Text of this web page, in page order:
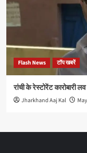
Flash News टॉप खबरें
रांची के रेस्टोरेंट कारोबारी
Jharkhand Aaj Kal